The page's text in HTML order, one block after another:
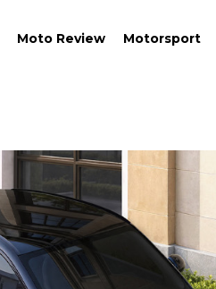
Moto Review Motorsport